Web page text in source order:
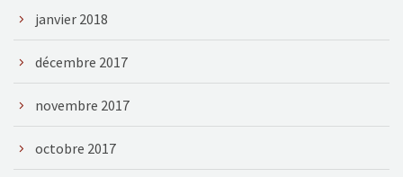
janvier 2018
décembre 2017
novembre 2017
octobre 2017